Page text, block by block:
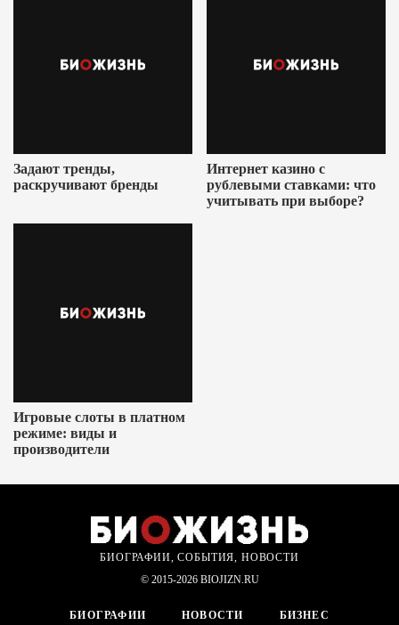
Задают тренды,
раскручивают бренды
Интернет казино с
рублевыми ставками: что
учитывать при выборе?
Игровые слоты в платном
режиме: виды и
производители
БИОГРАФИИ, СОБЫТИЯ, НОВОСТИ
© 2015-2026 BIOJIZN.RU
БИОГРАФИИ НОВОСТИ БИЗНЕС